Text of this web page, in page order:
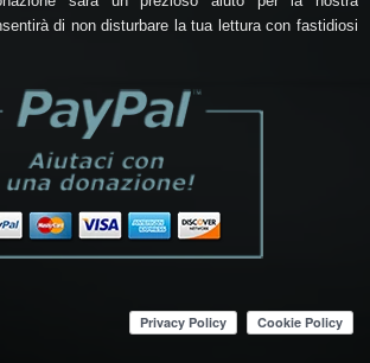
di non disturbare la tua lettura con fastidiosi